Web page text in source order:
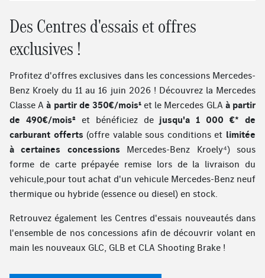
Des Centres d'essais et offres
exclusives !
Profitez d'offres exclusives dans les concessions Mercedes-
Benz Kroely du 11 au 16 juin 2026 ! Découvrez la Mercedes
Classe Aà partir de 350€/mois¹et le Mercedes GLA à partir
de 490€/mois²et bénéficiez de jusqu'a 1 000 €* de
carburant offerts (offre valable sous conditions et limitée
à certaines concessions Mercedes-Benz Kroely⁴) sous
forme de carte prépayée remise lors de la livraison du
vehicule,pour tout achat d'un vehicule Mercedes-Benz neuf
thermique ou hybride (essence ou diesel) en stock.
Retrouvez également les Centres d'essais nouveautés dans
l'ensemble de nos concessions afin de découvrir volant en
main les nouveaux GLC, GLB et CLA Shooting Brake !